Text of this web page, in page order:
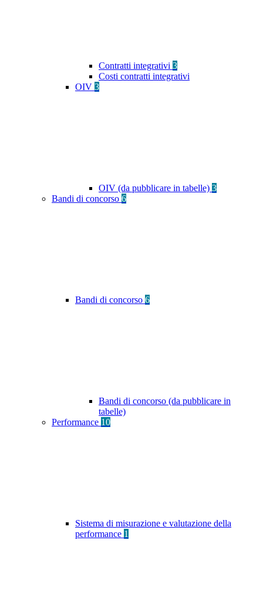
Contratti integrativi 3
Costi contratti integrativi
OIV 3
OIV (da pubblicare in tabelle) 3
Bandi di concorso 6
Bandi di concorso 6
Bandi di concorso (da pubblicare in
tabelle)
Performance 10
Sistema di misurazione e valutazione della
performance 1